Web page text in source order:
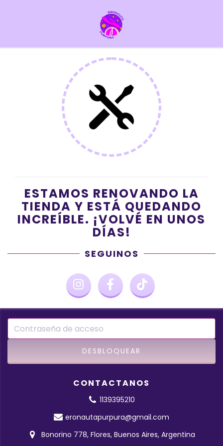
ESTAMOS RENOVANDO LA
TIENDA Y ESTÁ QUEDANDO
INCREÍBLE. ¡VOLVÉ EN UNOS
DÍAS!
SEGUINOS
CONTACTANOS
1139395210
eronautapurpura@gmail.com
Bonorino 778, Flores, Buenos Aires, Argentina